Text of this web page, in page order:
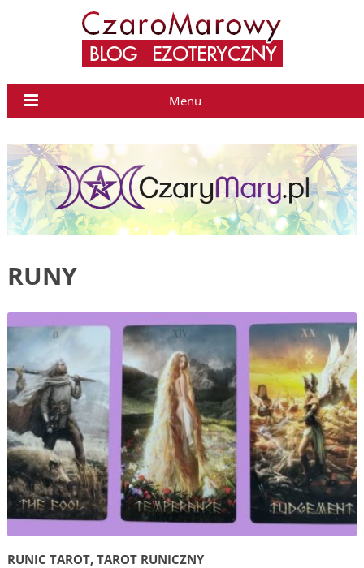
Menu
RUNY
RUNIC TAROT, TAROT RUNICZNY